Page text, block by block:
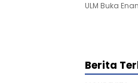
ULM Buka
Berita